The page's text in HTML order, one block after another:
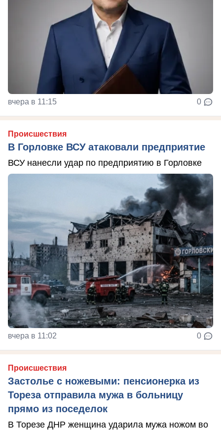
вчера в 11:15 0
Происшествия
В Горловке ВСУ атаковали предприятие
ВСУ нанесли удар по предприятию в Горловке
вчера в 11:02 0
Происшествия
Застолье с ножевыми: пенсионерка из
Тореза отправила мужа в больницу
прямо из поседелок
В Торезе ДНР женщина ударила мужа ножом во